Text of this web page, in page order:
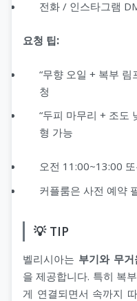
전화 / 인스타그램
요청 팁:
“무향 오일 + 복부
청
“두피 마무리 + 조도
형 가능
오전 11:00~13:00
커플룸은 사전 예약
💡 TIP
벨리시아는 부기와 무
을 제공합니다. 특히 복
게 연결되면서 속까지